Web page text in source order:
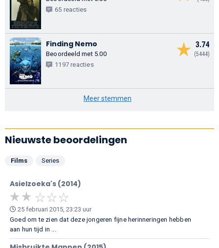
65 reacties
3.74
(5444)
Finding Nemo
Beoordeeld met 5.00
1197 reacties
Meer stemmen
Nieuwste beoordelingen
Films Series
Asielzoeka's (2014)
25 februari 2015, 23:23 uur
Goed om te zien dat deze jongeren fijne herinneringen hebben
aan hun tijd in ...